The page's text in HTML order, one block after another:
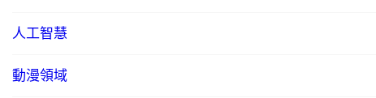
人工智慧
動漫領域